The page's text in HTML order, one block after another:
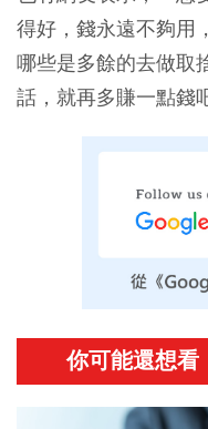
得好，錢永遠不夠用
哪些是多餘的去做取
話，就再多賺一點錢